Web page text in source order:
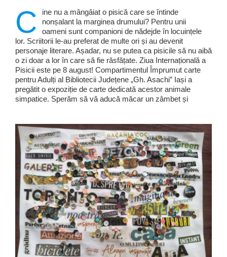
C
ine nu a mângâiat o pisică care se întinde
nonșalant la marginea drumului? Pentru unii
oameni sunt companioni de nădejde în locuințele
lor. Scriitorii le-au preferat de multe ori și au devenit
personaje literare. Așadar, nu se putea ca pisicile să nu aibă
o zi doar a lor în care să fie răsfățate. Ziua Internațională a
Pisicii este pe 8 august! Compartimentul Împrumut carte
pentru Adulți al Bibliotecii Județene „Gh. Asachi” Iași a
pregătit o expoziție de carte dedicată acestor animale
simpatice. Sperăm să vă aducă măcar un zâmbet și